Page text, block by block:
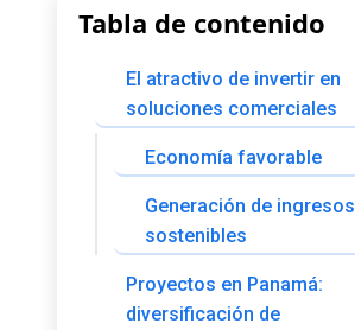
Tabla de contenido
El atractivo de invertir en
soluciones comerciales
Economía favorable
Generación de ingresos
sostenibles
Proyectos en Panamá:
diversificación de